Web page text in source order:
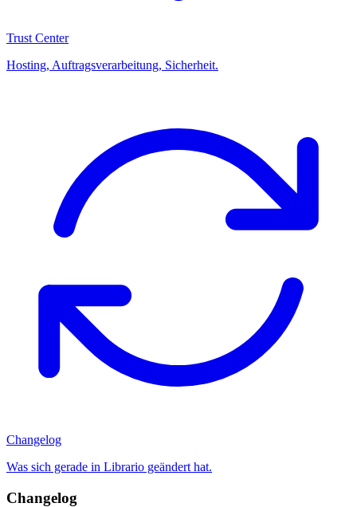
Trust Center
Hosting, Auftragsverarbeitung, Sicherheit.
Changelog
Was sich gerade in Librario geändert hat.
Changelog